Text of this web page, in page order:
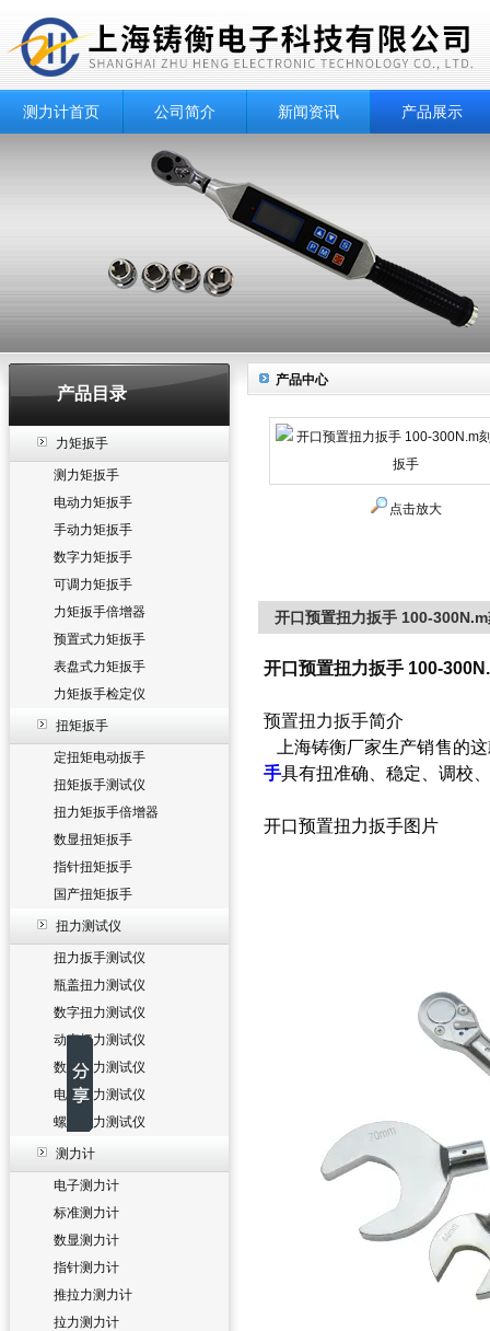
测力计首页 公司简介 新闻资讯 产品展示
产品目录
力矩扳手
测力矩扳手
电动力矩扳手
手动力矩扳手
数字力矩扳手
可调力矩扳手
力矩扳手倍增器
预置式力矩扳手
表盘式力矩扳手
力矩扳手检定仪
扭矩扳手
定扭矩电动扳手
扭矩扳手测试仪
扭力矩扳手倍增器
数显扭矩扳手
指针扭矩扳手
国产扭矩扳手
扭力测试仪
扭力扳手测试仪
瓶盖扭力测试仪
数字扭力测试仪
动态扭力测试仪
数显扭力测试仪
电批扭力测试仪
螺丝扭力测试仪
测力计
电子测力计
标准测力计
数显测力计
指针测力计
推拉力测力计
拉力测力计
产品中心
点击放大
开口预置扭力扳手 100-
开口预置扭力扳手 100-
预置扭力扳手简介
上海铸衡厂家生产销售的
手具有扭准确、稳定、调校
开口预置扭力扳手图片